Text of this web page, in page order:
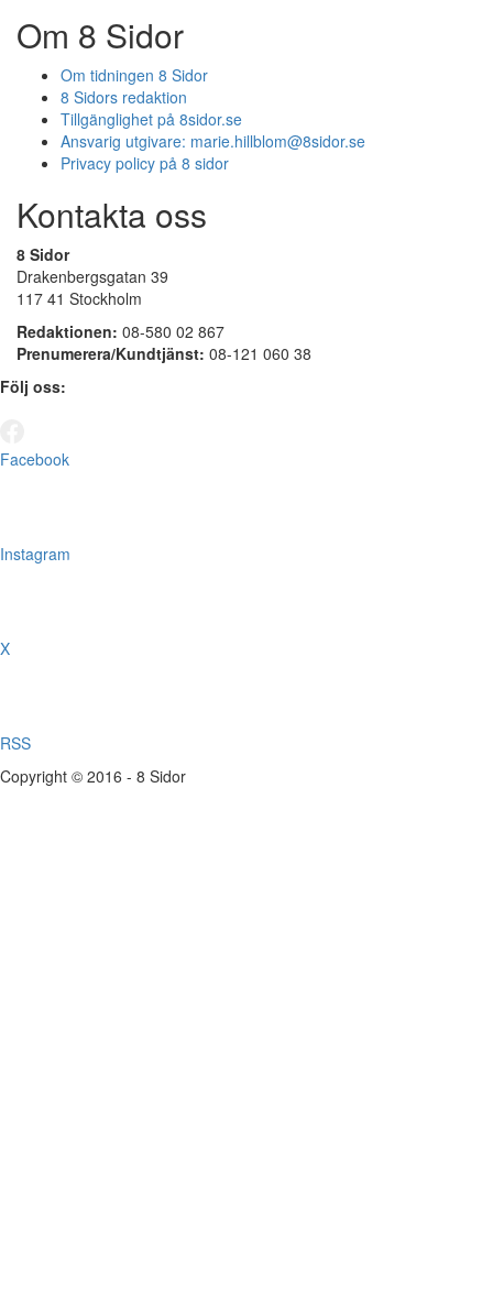
Om 8 Sidor
Om tidningen 8 Sidor
8 Sidors redaktion
Tillgänglighet på 8sidor.se
Ansvarig utgivare: marie.hillblom@8sidor.se
Privacy policy på 8 sidor
Kontakta oss
8 Sidor
Drakenbergsgatan 39
117 41 Stockholm
Redaktionen: 08-580 02 867
Prenumerera/Kundtjänst: 08-121 060 38
Följ oss:
Facebook
Instagram
X
RSS
Copyright © 2016 - 8 Sidor